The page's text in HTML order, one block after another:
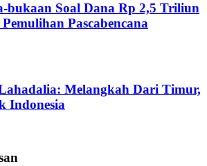
bukaan Soal Dana Rp 2,5 Triliun
Pascabencana
Melangkah Dari Timur,
Indonesia